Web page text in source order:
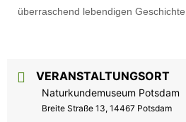
überraschend lebendigen Geschichte
VERANSTALTUNGSORT
Naturkundemuseum Potsdam
Breite Straße 13, 14467 Potsdam